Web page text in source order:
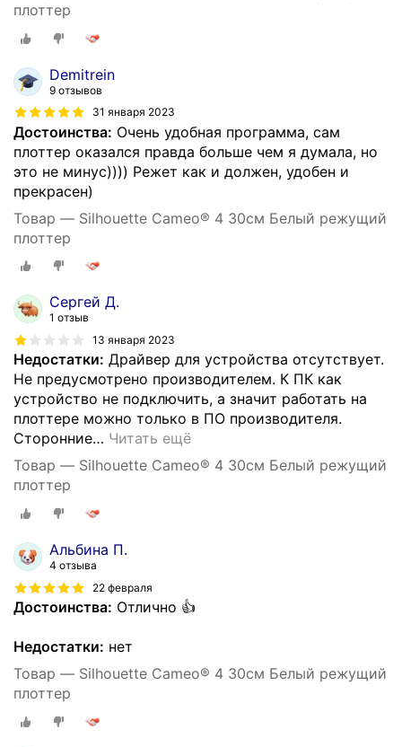
плоттер
Demitrein
9 отзывов
31 января 2023
Достоинства: Очень удобная программа, сам
плоттер оказался правда больше чем я думала, но
это не минус)))) Режет как и должен, удобен и
прекрасен)
Товар — Silhouette Cameo® 4 30см Белый режущий
плоттер
Сергей Д.
1 отзыв
13 января 2023
Недостатки: Драйвер для устройства отсутствует.
Не предусмотрено производителем. К ПК как
устройство не подключить, а значит работать на
плоттере можно только в ПО производителя.
Сторонние… Читать ещё
Товар — Silhouette Cameo® 4 30см Белый режущий
плоттер
Альбина П.
4 отзыва
22 февраля
Достоинства: Отлично 👍
Недостатки: нет
Товар — Silhouette Cameo® 4 30см Белый режущий
плоттер